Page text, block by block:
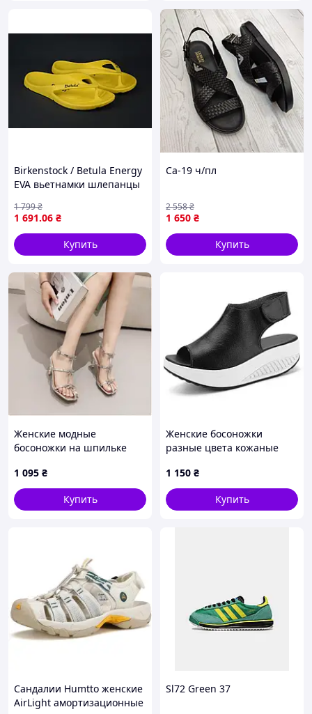
Birkenstock / Betula Energy
EVA вьетнамки шлепанцы
желтые обувь летняя
Оригинал 38-39 р/25 см
1 691.06 ₴
1 799₴
Купить
Са-19 ч/пл
1 650 ₴
2 558₴
Купить
Женские модные
босоножки на шпильке
1 095 ₴
Купить
Женские босоножки
разные цвета кожаные
1 150 ₴
Купить
Сандалии Humtto женские
AirLight амортизационные
Sl72 Green 37